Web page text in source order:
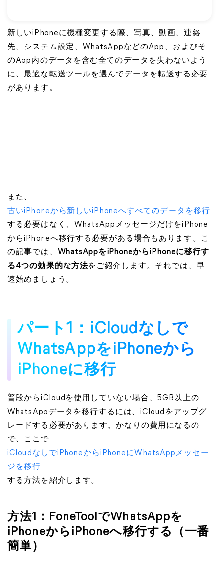
新しいiPhoneに機種変更する際、写真、動画、連絡
先、システム設定、WhatsAppなどのApp、およびそ
のApp内のデータを含む全てのデータを失わないよう
に、最適な転送ツールを選んでデータを転送する必要
があります。
また、
古いiPhoneから新しいiPhoneへすべてのデータを移行
する必要はなく、WhatsAppメッセージだけをiPhone
からiPhoneへ移行する必要がある場合もあります。こ
の記事では、 WhatsAppをiPhoneからiPhoneに移行す
る4つの効果的な方法をご紹介します。それでは、早
速始めましょう。
パート1：iCloudなしで
WhatsAppをiPhoneから
iPhoneに移行
普段からiCloudを使用していない場合、5GB以上の
WhatsAppデータを移行するには、iCloudをアップグ
レードする必要があります。かなりの費用になるの
で、ここで
iCloudなしでiPhoneからiPhoneにWhatsAppメッセー
ジを移行
する方法を紹介します。
方法1：FoneToolでWhatsAppを
iPhoneからiPhoneへ移行する（一番
簡単）